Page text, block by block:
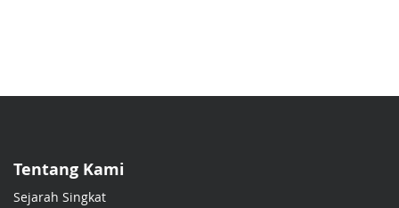
Tentang Kami
Sejarah Singkat